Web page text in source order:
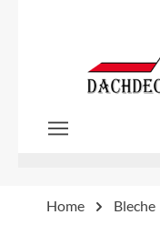
Zum Hauptinhalt
Home Bleche